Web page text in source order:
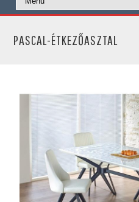
PASCAL-ÉTKEZŐASZTAL